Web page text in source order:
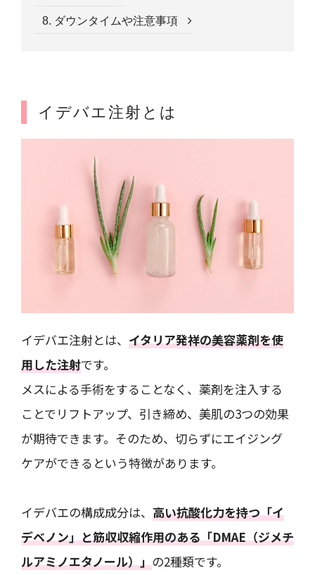
8. ダウンタイムや注意事項
イデバエ注射とは
イデバエ注射とは、 イタリア発祥の美容薬剤を使
用した注射です。
メスによる手術をすることなく、薬剤を注入する
ことでリフトアップ、引き締め、美肌の3つの効果
が期待できます。そのため、切らずにエイジング
ケアができるという特徴があります。
イデバエの構成成分は、 高い抗酸化力を持つ「イ
デベノン」と筋収収縮作用のある「DMAE（ジメチ
ルアミノエタノール）」の2種類です。